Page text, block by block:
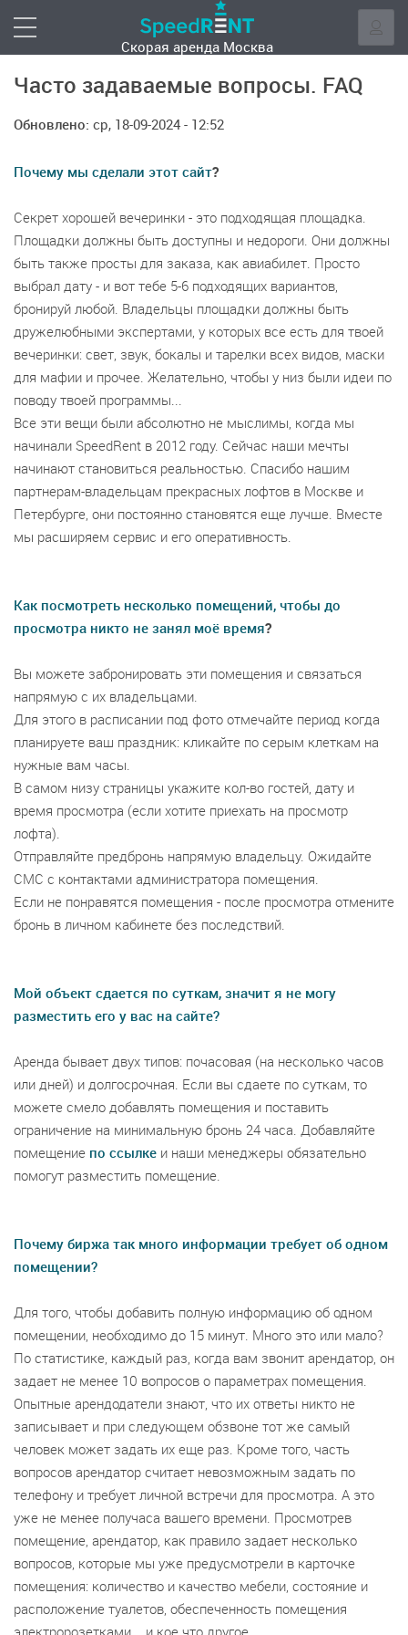
Скорая аренда Москва
Часто задаваемые вопросы. FAQ
Обновлено: ср, 18-09-2024 - 12:52
Почему мы сделали этот сайт?
Секрет хорошей вечеринки - это подходящая площадка.
Площадки должны быть доступны и недороги. Они должны
быть также просты для заказа, как авиабилет. Просто
выбрал дату - и вот тебе 5-6 подходящих вариантов,
бронируй любой. Владельцы площадки должны быть
дружелюбными экспертами, у которых все есть для твоей
вечеринки: свет, звук, бокалы и тарелки всех видов, маски
для мафии и прочее. Желательно, чтобы у низ были идеи по
поводу твоей программы...
Все эти вещи были абсолютно не мыслимы, когда мы
начинали SpeedRent в 2012 году. Сейчас наши мечты
начинают становиться реальностью. Спасибо нашим
партнерам-владельцам прекрасных лофтов в Москве и
Петербурге, они постоянно становятся еще лучше. Вместе
мы расширяем сервис и его оперативность.
Как посмотреть несколько помещений, чтобы до
просмотра никто не занял моё время?
Вы можете забронировать эти помещения и связаться
напрямую с их владельцами.
Для этого в расписании под фото отмечайте период когда
планируете ваш праздник: кликайте по серым клеткам на
нужные вам часы.
В самом низу страницы укажите кол-во гостей, дату и
время просмотра (если хотите приехать на просмотр
лофта).
Отправляйте предбронь напрямую владельцу. Ожидайте
СМС с контактами администратора помещения.
Если не понравятся помещения - после просмотра отмените
бронь в личном кабинете без последствий.
Мой объект сдается по суткам, значит я не могу
разместить его у вас на сайте?
Аренда бывает двух типов: почасовая (на несколько часов
или дней) и долгосрочная. Если вы сдаете по суткам, то
можете смело добавлять помещения и поставить
ограничение на минимальную бронь 24 часа. Добавляйте
помещение по ссылке и наши менеджеры обязательно
помогут разместить помещение.
Почему биржа так много информации требует об одном
помещении?
Для того, чтобы добавить полную информацию об одном
помещении, необходимо до 15 минут. Много это или мало?
По статистике, каждый раз, когда вам звонит арендатор, он
задает не менее 10 вопросов о параметрах помещения.
Опытные арендодатели знают, что их ответы никто не
записывает и при следующем обзвоне тот же самый
человек может задать их еще раз. Кроме того, часть
вопросов арендатор считает невозможным задать по
телефону и требует личной встречи для просмотра. А это
уже не менее получаса вашего времени. Просмотрев
помещение, арендатор, как правило задает несколько
вопросов, которые мы уже предусмотрели в карточке
помещения: количество и качество мебели, состояние и
расположение туалетов, обеспеченность помещения
электророзетками... и кое что другое.